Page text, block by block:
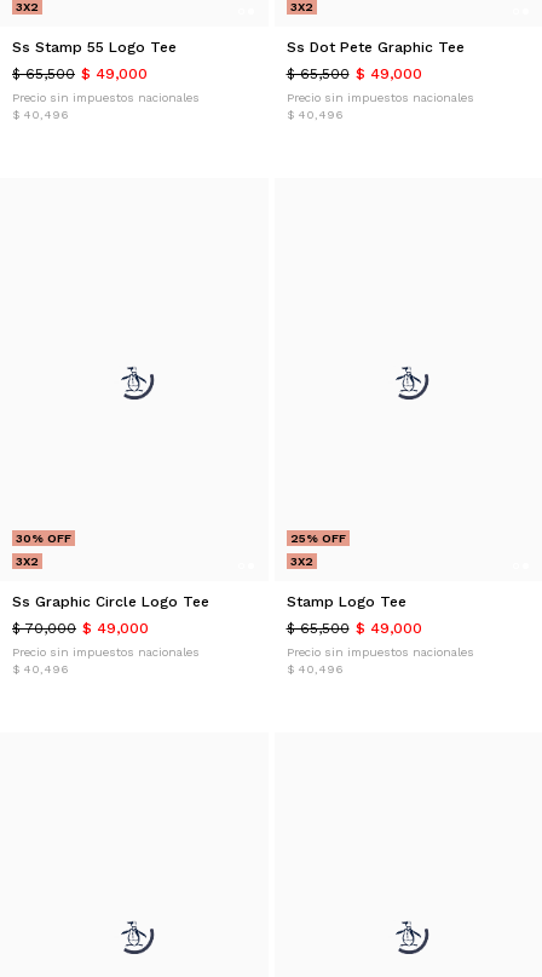
3X2
Ss Stamp 55 Logo Tee
$ 65,500 $ 49,000
Precio sin impuestos nacionales
$ 40,496
3X2
Ss Dot Pete Graphic Tee
$ 65,500 $ 49,000
Precio sin impuestos nacionales
$ 40,496
30% OFF
3X2
Ss Graphic Circle Logo Tee
$ 70,000 $ 49,000
Precio sin impuestos nacionales
$ 40,496
25% OFF
3X2
Stamp Logo Tee
$ 65,500 $ 49,000
Precio sin impuestos nacionales
$ 40,496